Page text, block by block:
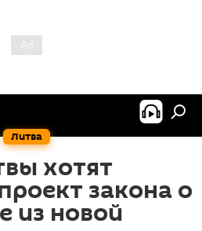
Литва
хотят
закона о
из новой